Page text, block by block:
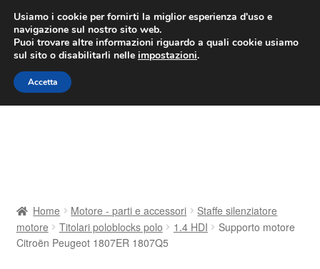
CONSEGNA da 7 EUR
Lun-Ven 9:00 - 16:00/800 580 290
Vai
alla
navigazione
Vai
al
contenuto
Consegna
Home Motore - parti e accessori
Staffe silenziatore
motore
Titolari poloblocks polo 1.4 HDI
Supporto motore
Citroën Peugeot 1807ER 1807Q5
Usiamo i cookie per fornirti la miglior esperienza d'uso e
navigazione sul nostro sito web.
Puoi trovare altre informazioni riguardo a quali cookie usiamo
sul sito o disabilitarli nelle impostazioni.
Accetta